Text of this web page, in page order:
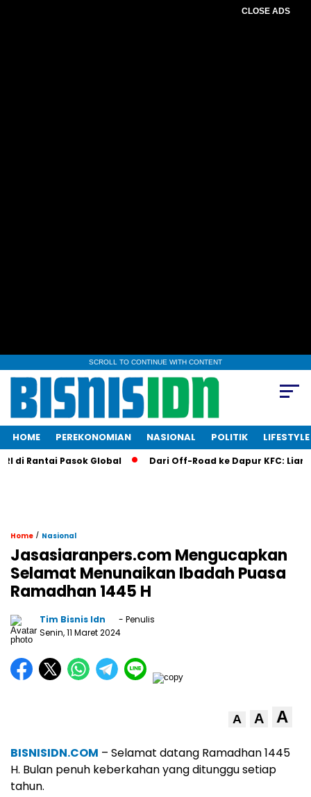
CLOSE ADS
SCROLL TO CONTINUE WITH CONTENT
HOME PEREKONOMIAN NASIONAL POLITIK LIFESTYLE
di Rantai Pasok Global Dari Off-Road ke Dapur KFC: Liana
Home / Nasional
Jasasiaranpers.com Mengucapkan
Selamat Menunaikan Ibadah Puasa
Ramadhan 1445 H
Tim Bisnis Idn
- Penulis
Senin, 11 Maret 2024
A A A
BISNISIDN.COM – Selamat datang Ramadhan 1445
H. Bulan penuh keberkahan yang ditunggu setiap
tahun.